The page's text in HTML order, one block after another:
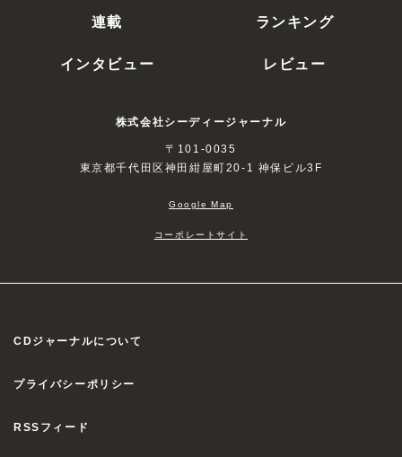
連載
ランキング
インタビュー
レビュー
株式会社シーディージャーナル
〒101-0035
東京都千代田区神田紺屋町20-1 神保ビル3F
Google Map
コーポレートサイト
CDジャーナルについて
プライバシーポリシー
RSSフィード